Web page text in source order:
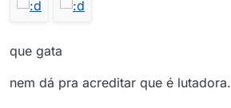
que gata
nem dá pra acreditar que é lutadora.